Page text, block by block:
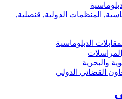
المنظمات الدولية, قنصلية,
الدبلوماسية
والبحرية
القضائي الدولي